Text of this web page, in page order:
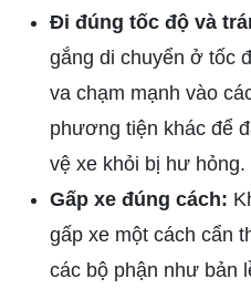
Đi đúng tốc độ và
gắng di chuyển ở tốc
va chạm mạnh vào
phương tiện khác để
vệ xe khỏi bị hư hỏng.
Gấp xe đúng cách:
gấp xe một cách cẩn
các bộ phận như bản